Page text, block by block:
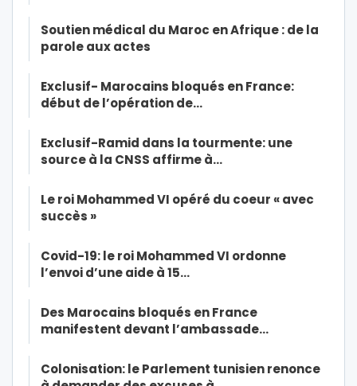
Soutien médical du Maroc en Afrique : de la
parole aux actes
Exclusif- Marocains bloqués en France:
début de l’opération de…
Exclusif-Ramid dans la tourmente: une
source à la CNSS affirme à…
Le roi Mohammed VI opéré du coeur « avec
succès »
Covid-19: le roi Mohammed VI ordonne
l’envoi d’une aide à 15…
Des Marocains bloqués en France
manifestent devant l’ambassade…
Colonisation: le Parlement tunisien renonce